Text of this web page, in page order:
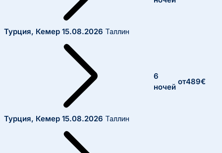
Турция, Кемер 15.08.2026 Таллин
Турция, Кемер 15.08.2026 Таллин
6
ночей
от489€